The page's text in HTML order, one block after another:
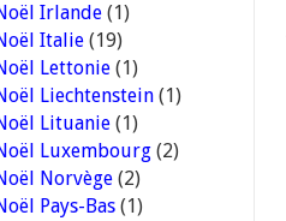
Irlande (1)
Italie (19)
Lettonie (1)
Liechtenstein (1)
Lituanie (1)
Luxembourg (2)
Norvège (2)
Pays-Bas (1)